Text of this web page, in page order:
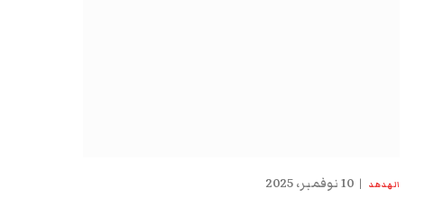
الهدهد 10 نوفمبر، 2025